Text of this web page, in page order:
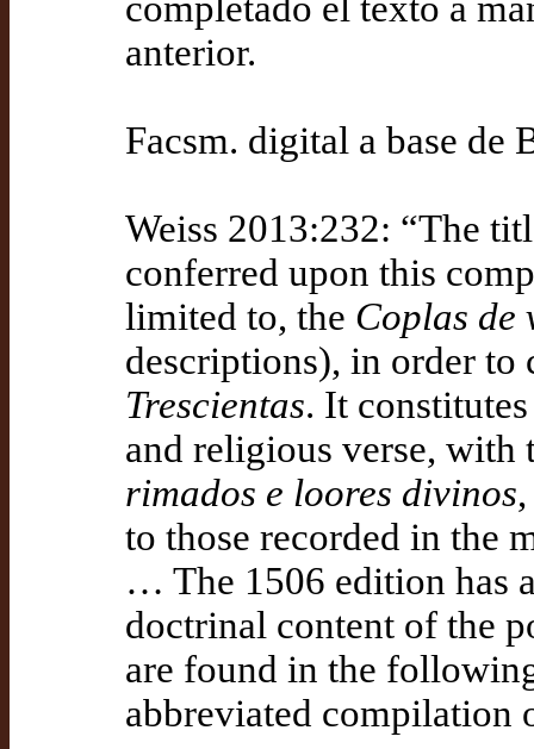
completado el texto a
anterior.
Facsm. digital a base de
Weiss 2013:232: “The
conferred upon this
limited to, the Coplas de
descriptions), in order to
Trescientas. It
and religious verse,
rimados e loores divinos
to those recorded in the
… The 1506 edition has
doctrinal content of the
are found in the
abbreviated compilation